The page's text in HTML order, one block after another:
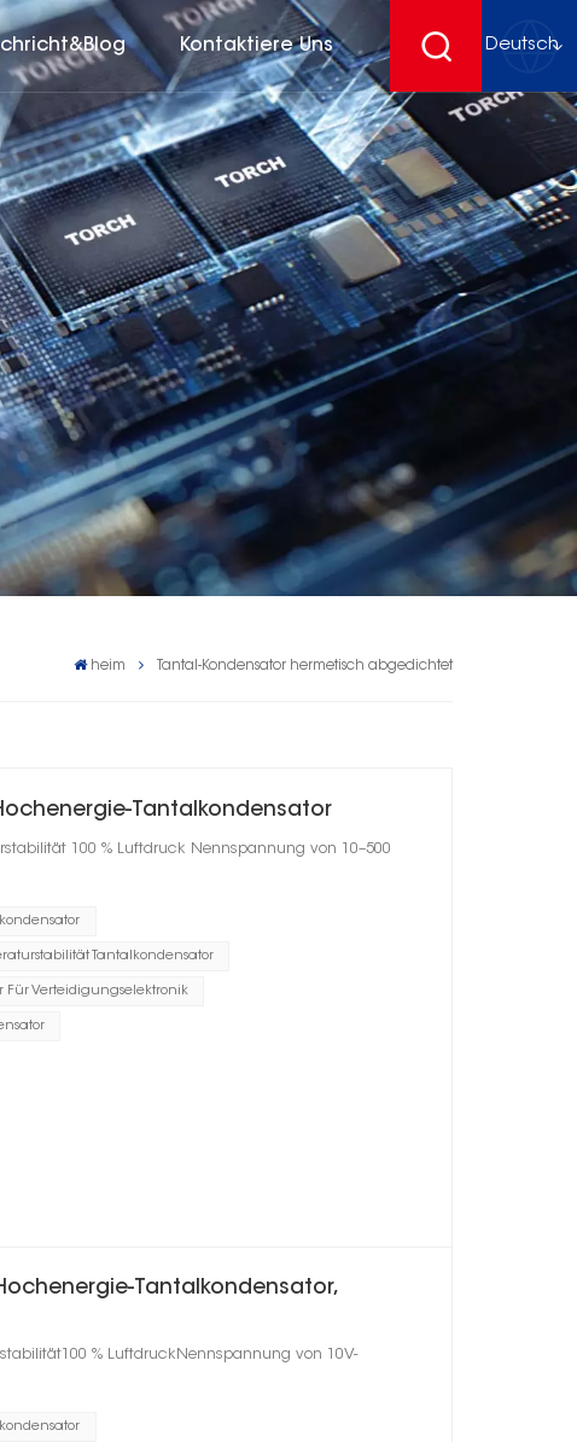
Kontaktiere Uns Deutsch
English
français
Deutsch
español
heim Tantal-Kondensator hermetisch abgedichtet
Tantalkondensator
100 % Luftdruck Nennspannung von 10–500
Tantalkondensator
Für Verteidigungselektronik
Tantalkondensator,
% LuftdruckNennspannung von 10V-